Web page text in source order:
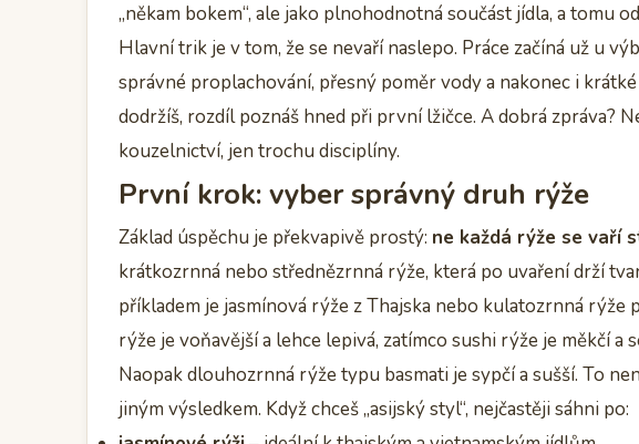
„někam bokem“, ale jako plnohodnotná součást jídla, a tomu
Hlavní trik je v tom, že se nevaří naslepo. Práce začíná už u
správné proplachování, přesný poměr vody a nakonec i
dodržíš, rozdíl poznáš hned při první lžičce. A dobrá zpráva?
kouzelnictví, jen trochu disciplíny.
První krok: vyber správný druh rýže
Základ úspěchu je překvapivě prostý: ne každá rýže se vaří
krátkozrnná nebo střednězrnná rýže, která po uvaření drží
příkladem je jasmínová rýže z Thajska nebo kulatozrnná rýže
rýže je voňavější a lehce lepivá, zatímco sushi rýže je měkčí a
Naopak dlouhozrnná rýže typu basmati je sypčí a sušší. To
jiným výsledkem. Když chceš „asijský styl“, nejčastěji sáhni po: